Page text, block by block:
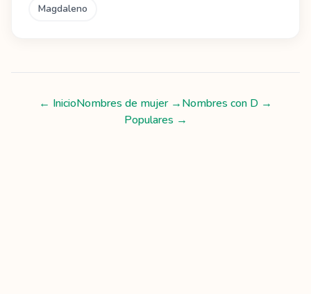
Magdaleno
← InicioNombres de mujer→Nombres con D →
Populares →